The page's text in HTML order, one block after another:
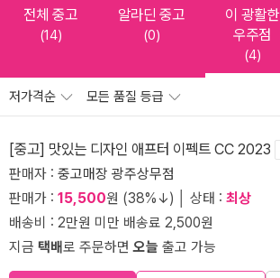
전체 중고
(14)
알라딘 중고
(0)
이 광활한
우주점
(4)
저가격순 모든 품질 등급
[중고] 맛있는 디자인 애프터 이펙트 CC 2023
판매자 : 중고매장 광주상무점
판매가 : 15,500원 (38%↓) │ 상태 : 최상
배송비 : 2만원 미만 배송료 2,500원
지금 택배로 주문하면오늘 출고 가능